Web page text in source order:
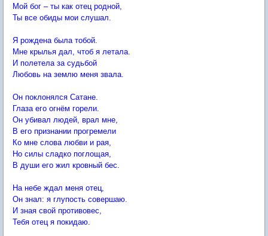
Мой бог – ты как отец родной,
Ты все обиды мои слушал.
Я рождена была тобой.
Мне крылья дал, чтоб я летала.
И полетела за судьбой
Любовь на землю меня звала.
Он поклонялся Сатане.
Глаза его огнём горели.
Он убивал людей, врал мне,
В его признании прогремели
Ко мне слова любви и рая,
Но силы сладко поглощая,
В души его жил кровный бес.
На небе ждал меня отец,
Он знал: я глупость совершаю.
И зная свой противовес,
Тебя отец я покидаю.